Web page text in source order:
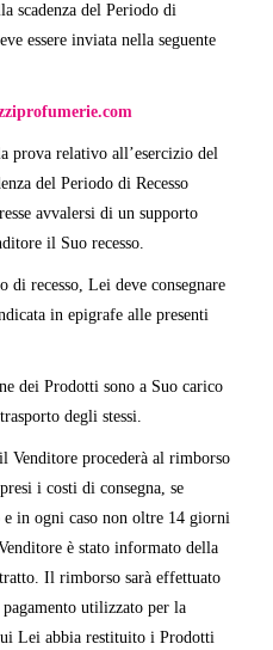
scadenza del Periodo di
essere inviata nella seguente
prova relativo all’esercizio del
del Periodo di Recesso
avvalersi di un supporto
il Suo recesso.
recesso, Lei deve consegnare
in epigrafe alle presenti
dei Prodotti sono a Suo carico
degli stessi.
Venditore procederà al rimborso
i costi di consegna, se
in ogni caso non oltre 14 giorni
è stato informato della
Il rimborso sarà effettuato
utilizzato per la
Lei abbia restituito i Prodotti